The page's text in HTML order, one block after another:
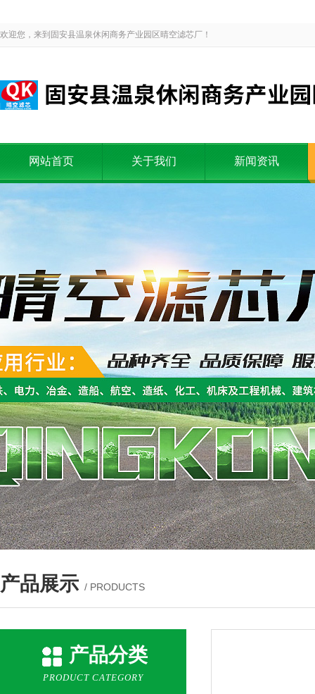
欢迎您，来到固安县温泉休闲商务产业园区晴空滤芯厂！
网站首页 关于我们 新闻资讯
产品展示 / PRODUCTS
产品分类
PRODUCT CATEGORY